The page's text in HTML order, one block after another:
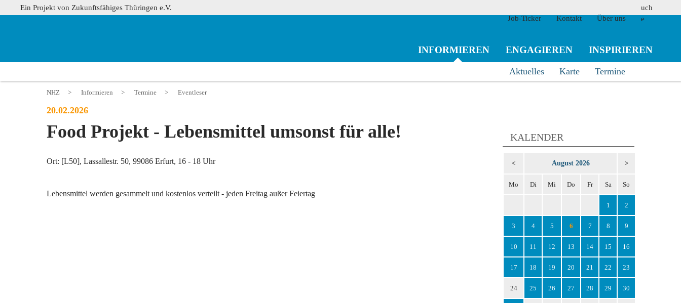
Ein Projekt von Zukunftsfähiges Thüringen e.V.
Job-Ticker
Kontakt Über uns
suchen
INFORMIEREN
Aktuelles Karte Termine
ENGAGIEREN INSPIRIEREN
NHZ > Informieren > Termine > Eventleser
20.02.2026
Food Projekt - Lebensmittel umsonst für alle!
Ort: [L50], Lassallestr. 50, 99086 Erfurt, 16 - 18 Uhr
Lebensmittel werden gesammelt und kostenlos verteilt - jeden Freitag außer Feiertag
KALENDER
< August 2026 >
Mo Di Mi Do Fr Sa So
1 2
3 4 5 6 7 8 9
10 11 12 13 14 15 16
17 18 19 20 21 22 23
24 25 26 27 28 29 30